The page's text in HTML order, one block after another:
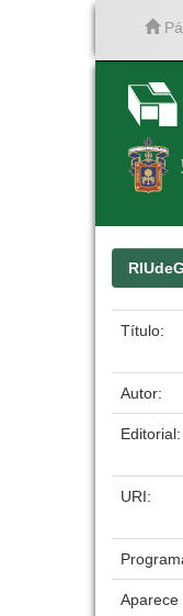
RIUdeG
Título:
Autor:
Editorial:
URI:
Aparece